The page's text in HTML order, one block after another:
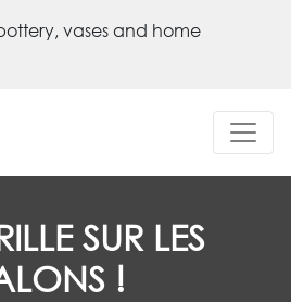
vases and home
SUR LES
!